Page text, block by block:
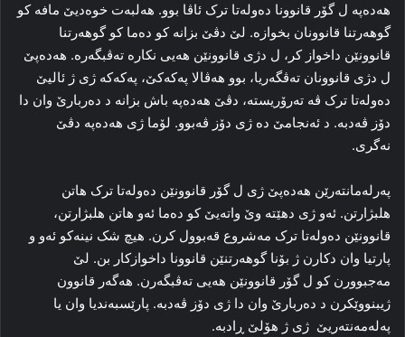
ھەدەپە ل گۆر قانوونا ده‌وله‌تا ترک ئاڤا بوو. هه‌لبه‌ت خوه‌دیێ مافه‌ کو
گوهه‌رتنا قانوونان بخوازه‌. لێ دڤێ بزانه‌ کو ده‌ما کو گوهه‌رتنا
قانوونێن داخواز کر، ل دژی قانوونێن هه‌یی نکاره‌ ته‌ڤبگه‌ره‌. ھەدەپێ
ل دژی قانوونان ته‌ڤگه‌ریا، بوو هه‌ڤالا پەکەکێ، پەکەکە ژی ژ ئالیێ
ده‌وله‌تا ترک ڤە ته‌رۆریستە، دڤێ ھەدەپە باش بزانه‌ د ده‌ربارێ وان دا‌
دۆز ڤه‌دبه‌. د ئه‌نجامێ ده‌ ژی دۆز ڤه‌بوو. لۆما ژی هەدەپە دڤێ
نه‌گری.
پەرلەمانتەرێن ھەدەپێ ژی ل گۆر قانوونێن ده‌وله‌تا ترک هاتن
هلبژارتن. ئه‌و ژی دھێتە وێ واته‌یێ کو ده‌ما ئه‌و هاتن هلبژارتن،
قانوونێن ده‌وله‌تا ترک مه‌شروع قه‌بوول کرن. هیچ شک نینەکو ئه‌و و
پارتیا وان دکارن ژ بۆنا گوهه‌رتنێن قانوونا داخوازکار بن. لێ
مه‌جبوورن کو ل گۆر قانوونێن هه‌یی ته‌ڤبگه‌رن. هه‌گه‌ر قانوون
ژیبنووێكرن د ده‌ربارێ وان دا‌ ژی دۆز ڤه‌دبه‌. پارێسبەندیا وان یا
پەلەمەنتەریێ ژی ژ هۆلێ ڕادبه‌.